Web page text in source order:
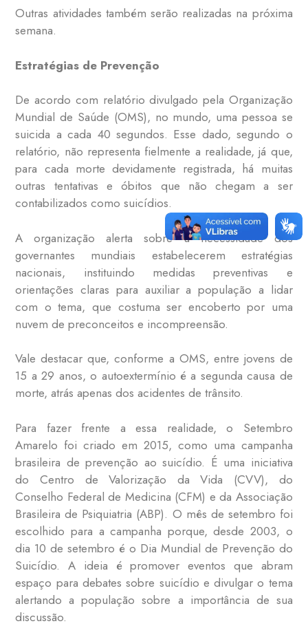
Outras atividades também serão realizadas na próxima
semana.
Estratégias de Prevenção
De acordo com relatório divulgado pela Organização
Mundial de Saúde (OMS), no mundo, uma pessoa se
suicida a cada 40 segundos. Esse dado, segundo o
relatório, não representa fielmente a realidade, já que,
para cada morte devidamente registrada, há muitas
outras tentativas e óbitos que não chegam a ser
contabilizados como suicídios.
A organização alerta sobre a necessidade dos
governantes mundiais estabelecerem estratégias
nacionais, instituindo medidas preventivas e
orientações claras para auxiliar a população a lidar
com o tema, que costuma ser encoberto por uma
nuvem de preconceitos e incompreensão.
Vale destacar que, conforme a OMS, entre jovens de
15 a 29 anos, o autoextermínio é a segunda causa de
morte, atrás apenas dos acidentes de trânsito.
Para fazer frente a essa realidade, o Setembro
Amarelo foi criado em 2015, como uma campanha
brasileira de prevenção ao suicídio. É uma iniciativa
do Centro de Valorização da Vida (CVV), do
Conselho Federal de Medicina (CFM) e da Associação
Brasileira de Psiquiatria (ABP). O mês de setembro foi
escolhido para a campanha porque, desde 2003, o
dia 10 de setembro é o Dia Mundial de Prevenção do
Suicídio. A ideia é promover eventos que abram
espaço para debates sobre suicídio e divulgar o tema
alertando a população sobre a importância de sua
discussão.